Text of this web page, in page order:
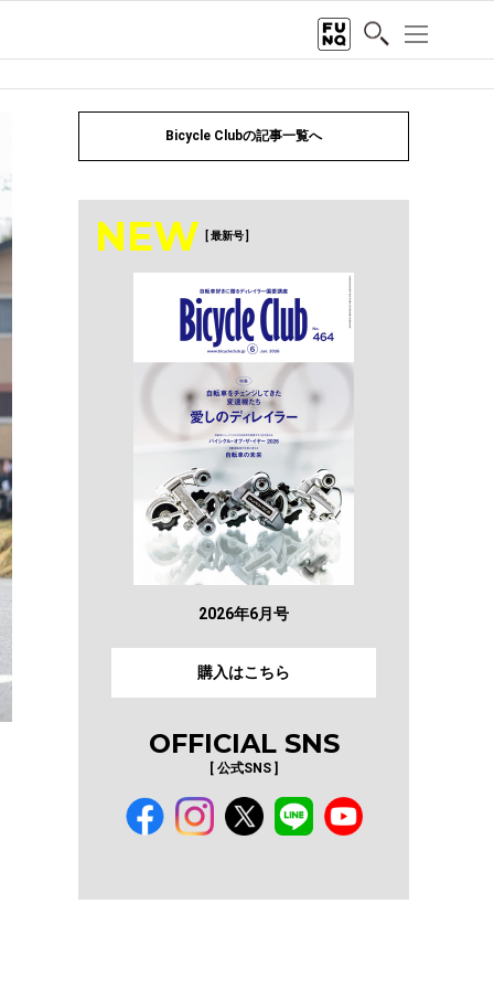
Bicycle Clubの記事一覧へ
NEW [ 最新号 ]
2026年6月号
購入はこちら
OFFICIAL SNS
[ 公式SNS ]